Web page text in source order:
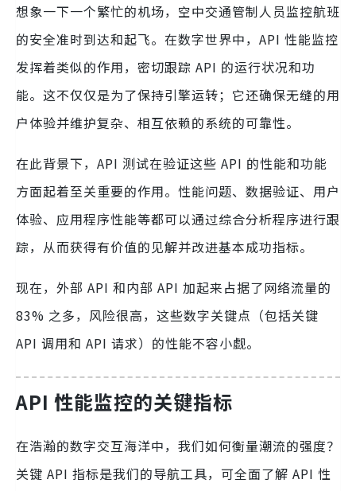
想象一下一个繁忙的机场，空中交通管制人员监控航班
的安全准时到达和起飞。在数字世界中，API 性能监控
发挥着类似的作用，密切跟踪 API 的运行状况和功
能。这不仅仅是为了保持引擎运转；它还确保无缝的用
户体验并维护复杂、相互依赖的系统的可靠性。
在此背景下，API 测试在验证这些 API 的性能和功能
方面起着至关重要的作用。性能问题、数据验证、用户
体验、应用程序性能等都可以通过综合分析程序进行跟
踪，从而获得有价值的见解并改进基本成功指标。
现在，外部 API 和内部 API 加起来占据了网络流量的
83% 之多，风险很高，这些数字关键点（包括关键
API 调用和 API 请求）的性能不容小觑。
API 性能监控的关键指标
在浩瀚的数字交互海洋中，我们如何衡量潮流的强度？
关键 API 指标是我们的导航工具，可全面了解 API 性